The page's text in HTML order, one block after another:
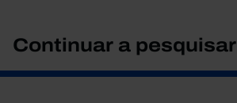
Continuar a pesquisar